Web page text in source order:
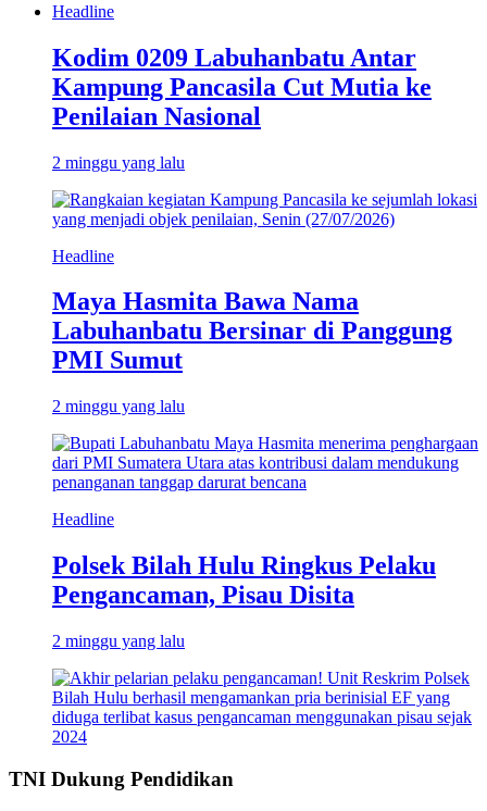
Headline
Kodim 0209 Labuhanbatu Antar
Kampung Pancasila Cut Mutia ke
Penilaian Nasional
2 minggu yang lalu
Headline
Maya Hasmita Bawa Nama
Labuhanbatu Bersinar di Panggung
PMI Sumut
2 minggu yang lalu
Headline
Polsek Bilah Hulu Ringkus Pelaku
Pengancaman, Pisau Disita
2 minggu yang lalu
TNI Dukung Pendidikan